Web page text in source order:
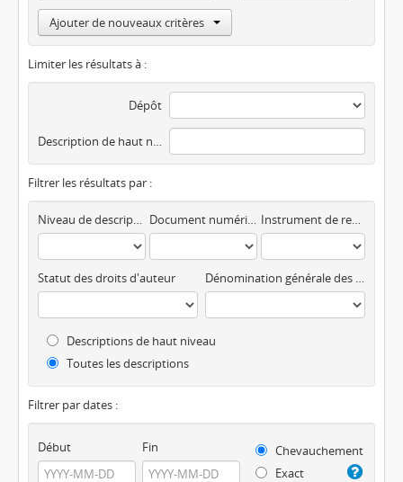
Ajouter de nouveaux critères
Limiter les résultats à :
Dépôt
Description de haut niveau
Filtrer les résultats par :
Niveau de description Document numérique disponible Instrument de recherche
Statut des droits d'auteur Dénomination générale des documents
Descriptions de haut niveau
Toutes les descriptions
Filtrer par dates :
Début Fin
Chevauchement
Exact